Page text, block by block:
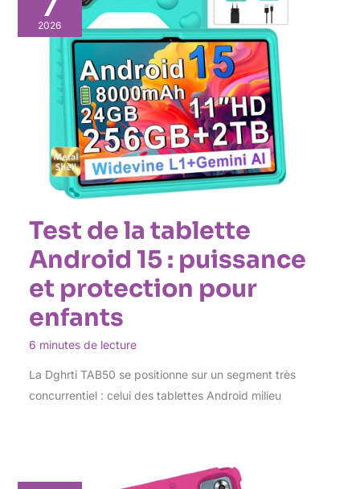
2026
Test de la tablette
Android 15 : puissance
et protection pour
enfants
6 minutes de lecture
La Dghrti TAB50 se positionne sur un segment très
concurrentiel : celui des tablettes Android milieu